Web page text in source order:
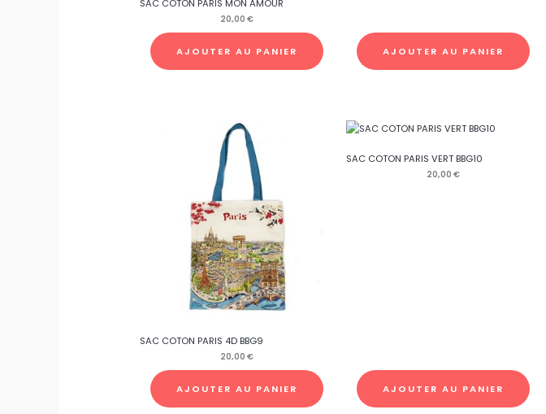
SAC COTON PARIS MON AMOUR
20,00 €
AJOUTER AU PANIER AJOUTER AU PANIER
SAC COTON PARIS 4D BBG9
20,00 €
AJOUTER AU PANIER
SAC COTON PARIS VERT BBG10
20,00 €
AJOUTER AU PANIER